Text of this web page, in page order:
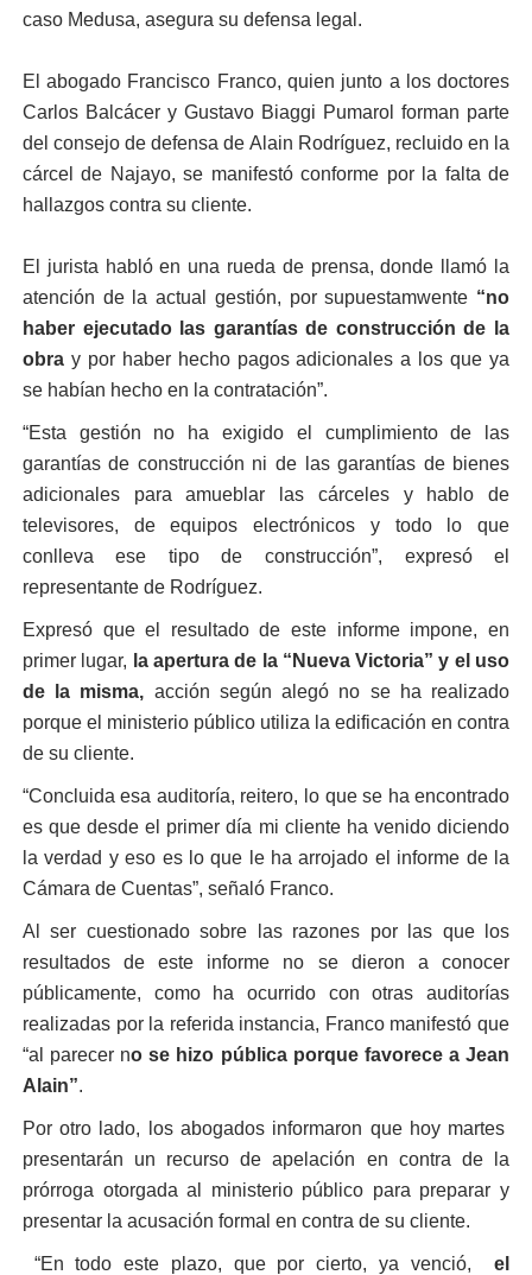
caso Medusa, asegura su defensa legal.
El abogado Francisco Franco, quien junto a los doctores
Carlos Balcácer y Gustavo Biaggi Pumarol forman parte
del consejo de defensa de Alain Rodríguez, recluido en la
cárcel de Najayo, se manifestó conforme por la falta de
hallazgos contra su cliente.
El jurista habló en una rueda de prensa, donde llamó la
atención de la actual gestión, por supuestamwente “no
haber ejecutado las garantías de construcción de la
obra y por haber hecho pagos adicionales a los que ya
se habían hecho en la contratación”.
“Esta gestión no ha exigido el cumplimiento de las
garantías de construcción ni de las garantías de bienes
adicionales para amueblar las cárceles y hablo de
televisores, de equipos electrónicos y todo lo que
conlleva ese tipo de construcción”, expresó el
representante de Rodríguez.
Expresó que el resultado de este informe impone, en
primer lugar, la apertura de la “Nueva Victoria” y el uso
de la misma, acción según alegó no se ha realizado
porque el ministerio público utiliza la edificación en contra
de su cliente.
“Concluida esa auditoría, reitero, lo que se ha encontrado
es que desde el primer día mi cliente ha venido diciendo
la verdad y eso es lo que le ha arrojado el informe de la
Cámara de Cuentas”, señaló Franco.
Al ser cuestionado sobre las razones por las que los
resultados de este informe no se dieron a conocer
públicamente, como ha ocurrido con otras auditorías
realizadas por la referida instancia, Franco manifestó que
“al parecer no se hizo pública porque favorece a Jean
Alain”.
Por otro lado, los abogados informaron que hoy martes
presentarán un recurso de apelación en contra de la
prórroga otorgada al ministerio público para preparar y
presentar la acusación formal en contra de su cliente.
“En todo este plazo, que por cierto, ya venció,el